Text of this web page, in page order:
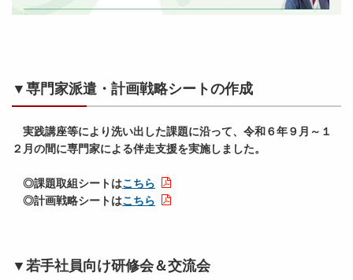
▼専門家派遣・計画戦略シートの作成
実践講座等により洗い出した課題に沿って、令和６年９月～１
２月の間に専門家による伴走支援を実施しました。
◎課題取組シートはこちら
◎計画戦略シートはこちら
▼若手社員向け研修会＆交流会